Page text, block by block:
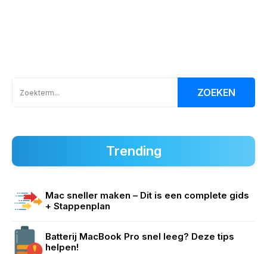
ZOEKEN
Trending
Mac sneller maken – Dit is een complete gids
+ Stappenplan
Batterij MacBook Pro snel leeg? Deze tips
helpen!